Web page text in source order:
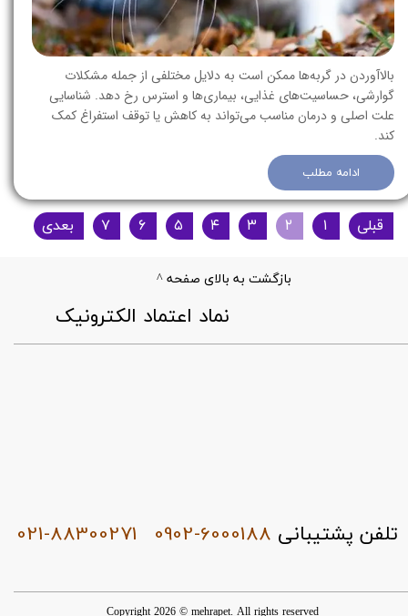
بالاآوردن در گربه‌ها ممکن است به دلایل مختلفی از جمله مشکلات
گوارشی، حساسیت‌های غذایی، بیماری‌ها و استرس رخ دهد. شناسایی
علت اصلی و درمان مناسب می‌تواند به کاهش یا توقف استفراغ کمک
کند.
ادامه مطلب
قبلی ۱ ۲ ۳ ۴ ۵ ۶ ۷ بعدی
0902-6000188
بازگشت به بالای صفحه ^
021-88300271
Copyright 2026 © mehrapet. All rights reserved
​نماد اعتماد الکترونیک